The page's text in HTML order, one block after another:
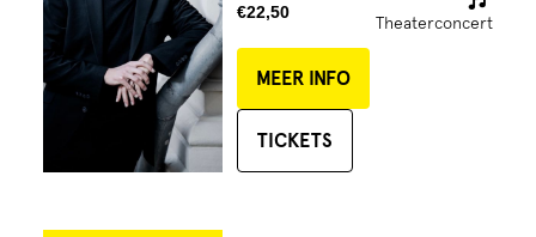
€22,50
Theaterconcert
MEER INFO
TICKETS